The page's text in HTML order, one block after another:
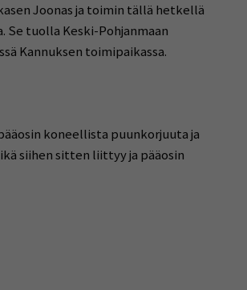
Joonas ja toimin tällä hetkellä
Se tuolla Keski-Pohjanmaan
Kannuksen toimipaikassa.
koneellista puunkorjuuta ja
siihen sitten liittyy ja pääosin